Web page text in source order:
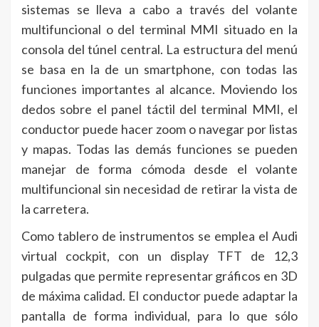
sistemas se lleva a cabo a través del volante
multifuncional o del terminal MMI situado en la
consola del túnel central. La estructura del menú
se basa en la de un smartphone, con todas las
funciones importantes al alcance. Moviendo los
dedos sobre el panel táctil del terminal MMI, el
conductor puede hacer zoom o navegar por listas
y mapas. Todas las demás funciones se pueden
manejar de forma cómoda desde el volante
multifuncional sin necesidad de retirar la vista de
la carretera.
Como tablero de instrumentos se emplea el Audi
virtual cockpit, con un display TFT de 12,3
pulgadas que permite representar gráficos en 3D
de máxima calidad. El conductor puede adaptar la
pantalla de forma individual, para lo que sólo